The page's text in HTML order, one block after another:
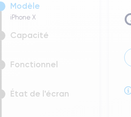
Modèle
iPhone X
Capacité
Fonctionnel
État de l'écran